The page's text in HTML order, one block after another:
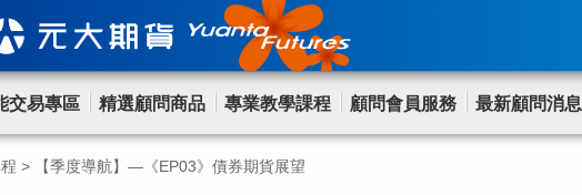
交易專區 精選顧問商品 專業教學課程 顧問會員服務 最新顧問消息
> 【季度導航】—《EP03》債券期貨展望